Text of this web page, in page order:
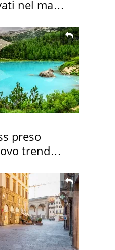
nel mar
preso
trend